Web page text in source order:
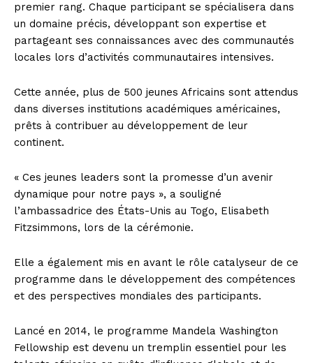
premier rang. Chaque participant se spécialisera dans
un domaine précis, développant son expertise et
partageant ses connaissances avec des communautés
locales lors d’activités communautaires intensives.
Cette année, plus de 500 jeunes Africains sont attendus
dans diverses institutions académiques américaines,
prêts à contribuer au développement de leur
continent.
« Ces jeunes leaders sont la promesse d’un avenir
dynamique pour notre pays », a souligné
l’ambassadrice des États-Unis au Togo, Elisabeth
Fitzsimmons, lors de la cérémonie.
Elle a également mis en avant le rôle catalyseur de ce
programme dans le développement des compétences
et des perspectives mondiales des participants.
Lancé en 2014, le programme Mandela Washington
Fellowship est devenu un tremplin essentiel pour les